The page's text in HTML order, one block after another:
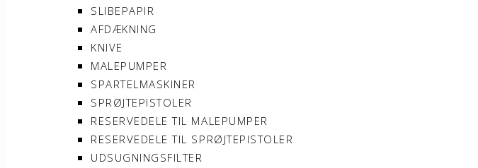
SLIBEPAPIR
AFDÆKNING
KNIVE
MALEPUMPER
SPARTELMASKINER
SPRØJTEPISTOLER
RESERVEDELE TIL MALEPUMPER
RESERVEDELE TIL SPRØJTEPISTOLER
UDSUGNINGSFILTER